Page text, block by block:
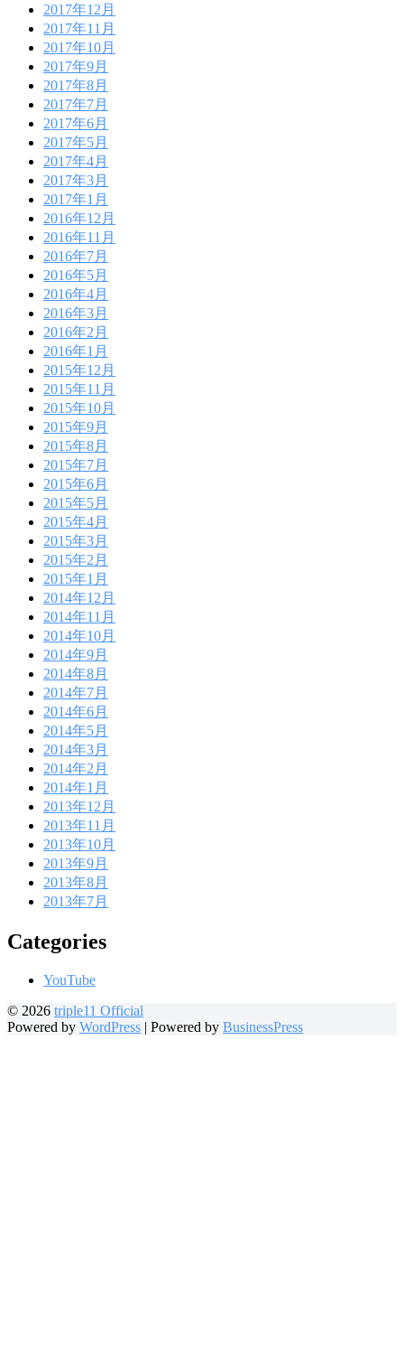
2017年12月
2017年11月
2017年10月
2017年9月
2017年8月
2017年7月
2017年6月
2017年5月
2017年4月
2017年3月
2017年1月
2016年12月
2016年11月
2016年7月
2016年5月
2016年4月
2016年3月
2016年2月
2016年1月
2015年12月
2015年11月
2015年10月
2015年9月
2015年8月
2015年7月
2015年6月
2015年5月
2015年4月
2015年3月
2015年2月
2015年1月
2014年12月
2014年11月
2014年10月
2014年9月
2014年8月
2014年7月
2014年6月
2014年5月
2014年3月
2014年2月
2014年1月
2013年12月
2013年11月
2013年10月
2013年9月
2013年8月
2013年7月
Categories
YouTube
© 2026 triple11 Official
Powered by WordPress | Powered by BusinessPress